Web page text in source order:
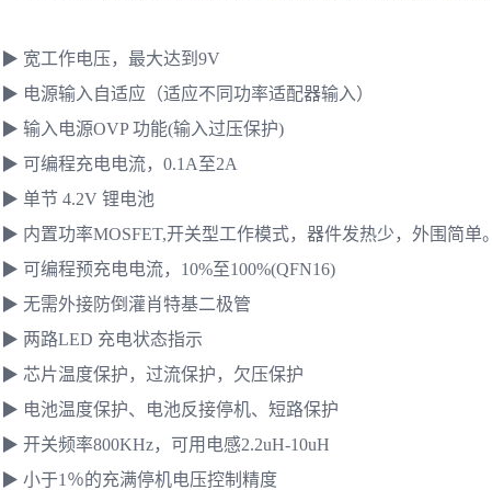
▶ 宽工作电压，最大达到9V
▶ 电源输入自适应（适应不同功率适配器输入）
▶ 输入电源OVP 功能(输入过压保护)
▶ 可编程充电电流，0.1A至2A
▶ 单节 4.2V 锂电池
▶ 内置功率MOSFET,开关型工作模式，器件发热少，外围简单。
▶ 可编程预充电电流，10%至100%(QFN16)
▶ 无需外接防倒灌肖特基二极管
▶ 两路LED 充电状态指示
▶ 芯片温度保护，过流保护，欠压保护
▶ 电池温度保护、电池反接停机、短路保护
▶ 开关频率800KHz，可用电感2.2uH-10uH
▶ 小于1％的充满停机电压控制精度